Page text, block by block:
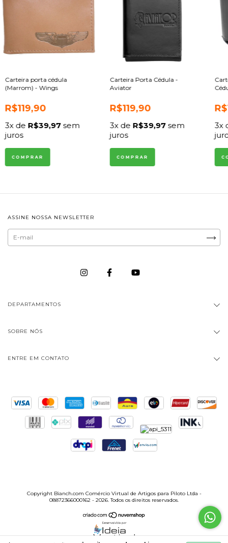
Carteira porta cédula
(Marrom) - Wings
R$119,90
3x de R$39,97sem
juros
Carteira Porta Cédula -
Aviator
R$119,90
3x de R$39,97sem
juros
3x
ASSINE NOSSA NEWSLETTER
DEPARTAMENTOS
SOBRE NÓS
ENTRE EM CONTATO
Copyright Bianch.com Comércio Virtual de Artigos para Piloto Ltda -
08872366000162 - 2026. Todos os direitos reservados.